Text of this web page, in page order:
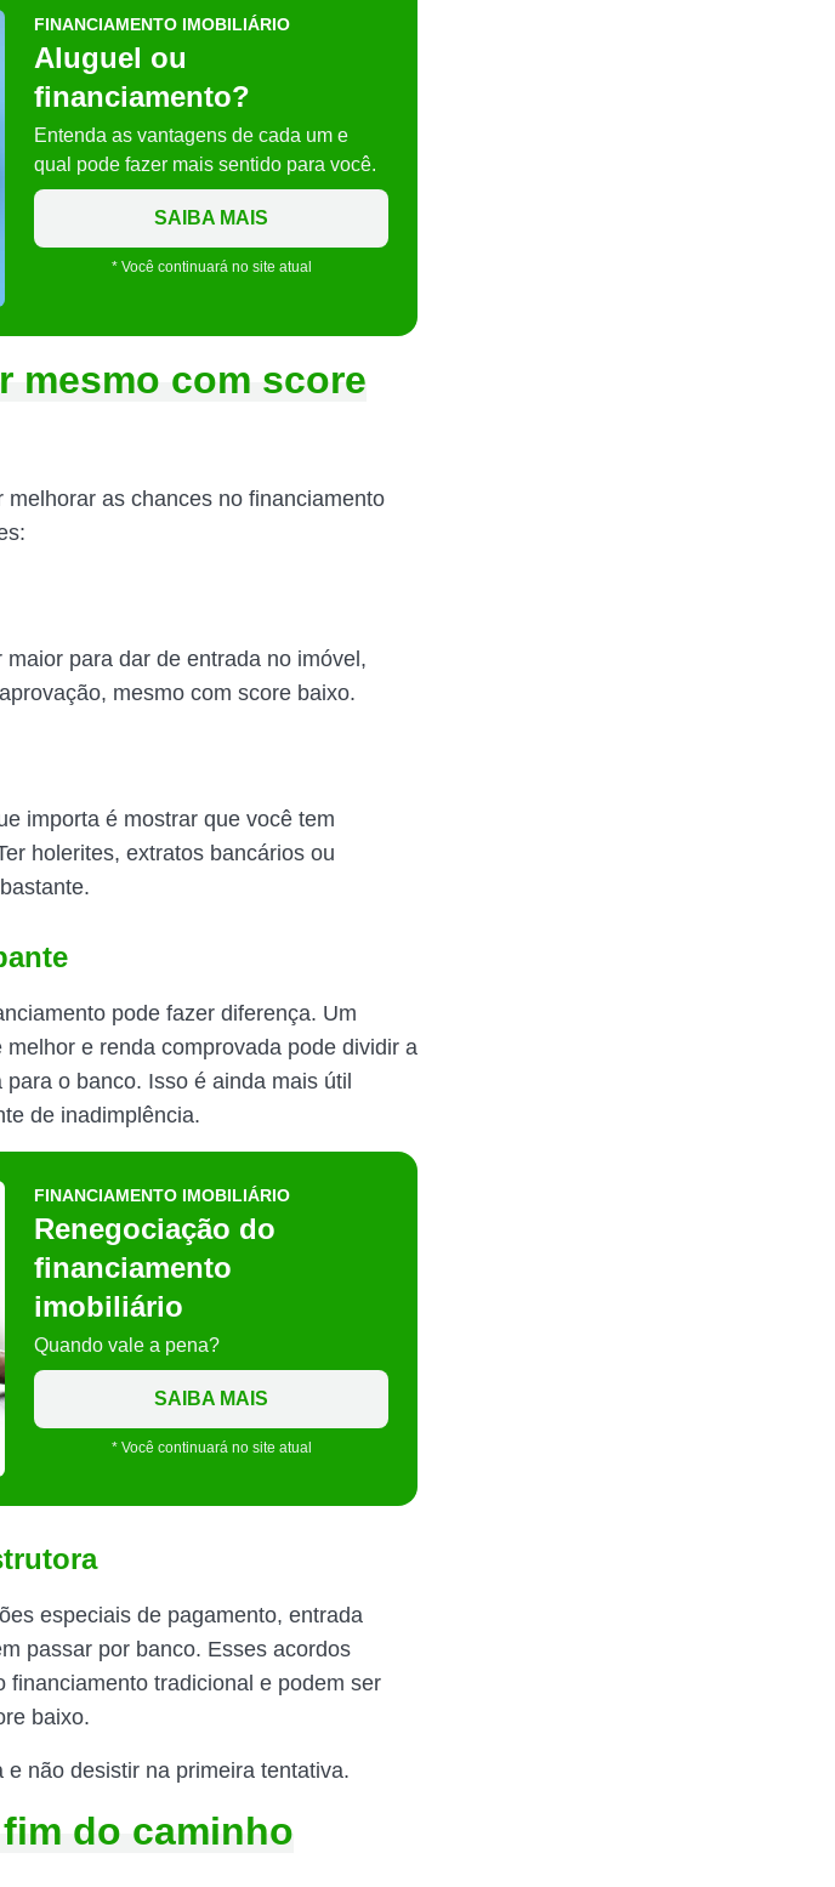
FINANCIAMENTO IMOBILIÁRIO
Aluguel ou
financiamento?
Entenda as vantagens de cada um e
qual pode fazer mais sentido para você.
SAIBA MAIS
* Você continuará no site atual
mesmo com score
as chances no financiamento
para dar de entrada no imóvel,
mesmo com score baixo.
importa é mostrar que você tem
holerites, extratos bancários ou
pode fazer diferença. Um
e renda comprovada pode dividir a
o banco. Isso é ainda mais útil
de inadimplência.
FINANCIAMENTO IMOBILIÁRIO
Renegociação do
financiamento
imobiliário
Quando vale a pena?
SAIBA MAIS
* Você continuará no site atual
especiais de pagamento, entrada
passar por banco. Esses acordos
tradicional e podem ser
baixo.
não desistir na primeira tentativa.
do caminho